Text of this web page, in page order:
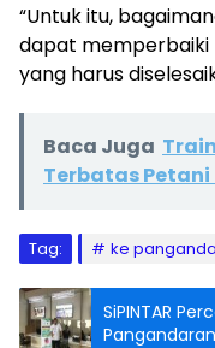
“Untuk itu,
dapat memperbaiki
yang harus
Baca Juga
Terbatas
Tag: ke
SiPINTAR
Pangandaran